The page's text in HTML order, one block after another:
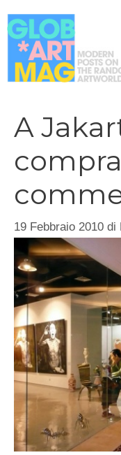
al
contenuto
A
19 Febbraio 2010 di